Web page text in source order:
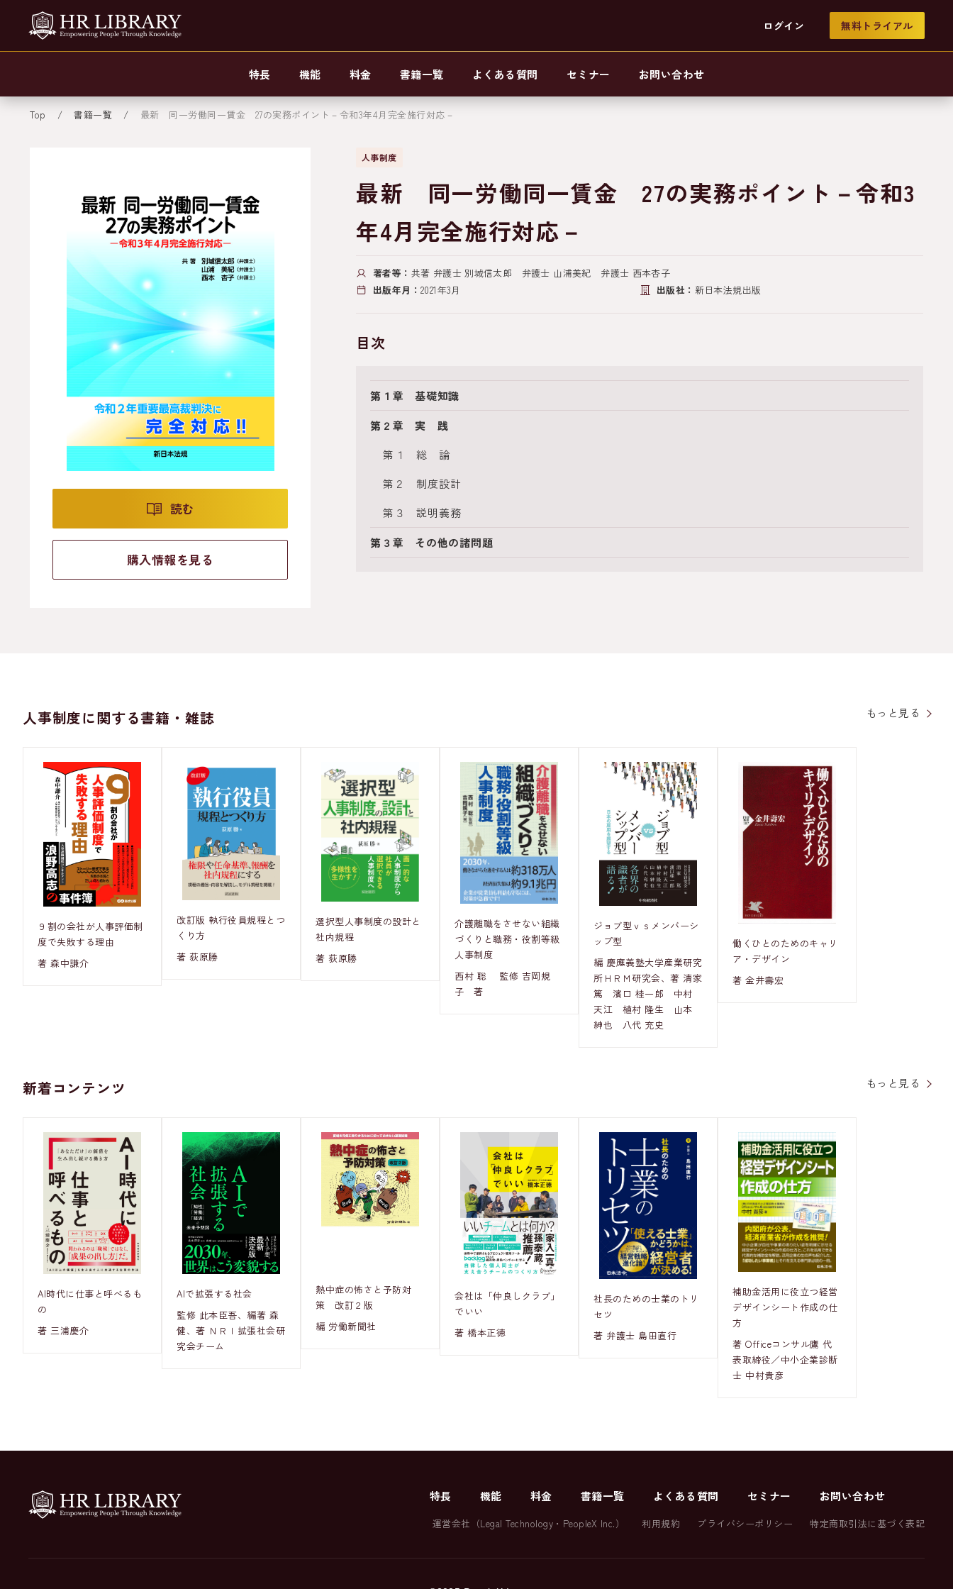
ログイン 無料トライアル
特長 機能 料金 書籍一覧 よくある質問 セミナー お問い合わせ
Top 書籍一覧 最新 同一労働同一賃金 27の実務ポイント－令和3年4月完全施行対応－
読む
購入情報を見る
人事制度
最新 同一労働同一賃金 27の実務ポイント－令和3
年4月完全施行対応－
著者等： 共著 弁護士 別城信太郎 弁護士 山浦美紀 弁護士 西本杏子
出版年月： 2021年3月 出版社： 新日本法規出版
目次
第１章 基礎知識
第２章 実 践
第１ 総 論
第２ 制度設計
第３ 説明義務
第３章 その他の諸問題
人事制度に関する書籍・雑誌 もっと見る
９割の会社が人事評価制
度で失敗する理由
著 森中謙介
改訂版 執行役員規程とつ
くり方
著 荻原勝
選択型人事制度の設計と
社内規程
著 荻原勝
介護離職をさせない組織
づくりと職務・役割等級
人事制度
西村 聡 監修 吉岡規
子 著
ジョブ型ｖｓメンバーシ
ップ型
編 慶應義塾大学産業研究
所ＨＲＭ研究会、著 清家
篤 濱口 桂一郎 中村
天江 植村 隆生 山本
紳也 八代 充史
働くひとのためのキャリ
ア・デザイン
著 金井壽宏
新着コンテンツ もっと見る
AI時代に仕事と呼べるも
の
著 三浦慶介
AIで拡張する社会
監修 此本臣吾、編著 森
健、著 ＮＲＩ拡張社会研
究会チーム
熱中症の怖さと予防対
策 改訂２版
編 労働新聞社
会社は「仲良しクラブ」
でいい
著 橋本正徳
社長のための士業のトリ
セツ
著 弁護士 島田直行
補助金活用に役立つ経営
デザインシート作成の仕
方
著 Officeコンサル鷹 代
表取締役／中小企業診断
士 中村貴彦
特長 機能 料金 書籍一覧 よくある質問 セミナー お問い合わせ
運営会社（Legal Technology ・ PeopleX Inc.） 利用規約 プライバシーポリシー 特定商取引法に基づく表記